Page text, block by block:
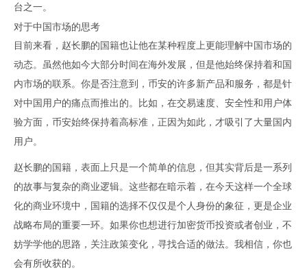
台之一。
对于中国市场的思考
目前来看，赵长鹏的国籍也让他在某种程度上更能理解中国市场的
动态。虽然他如今大部分时间在海外发展，但是他始终保持着和国
内市场的联系。你是否注意到， 币安的许多新产品和服务，都是针
对中国用户的痛点而推出的。比如，在交易速度、安全性和用户体
验方面，币安始终保持着高标准，正因为如此，才吸引了大量国内
用户。
赵长鹏的国籍，表面上只是一个简单的信息，但其实背后是一系列
的故事与复杂的商业逻辑。这些都在暗示着，在今天这样一个全球
化的商业环境中，国籍的选择不仅仅是个人身份的象征，更是企业
战略布局的重要一环。如果你也想进行加密货币投资或者创业，不
妨学学他的思路，关注政策变化，寻找合适的做法。我相信，你也
会有所收获的。